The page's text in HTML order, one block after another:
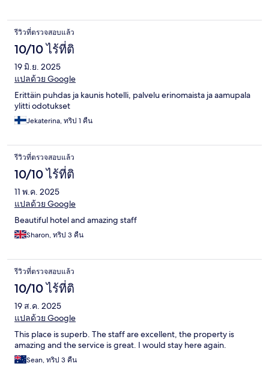
รีวิวที่ตรวจสอบแล้ว
10/10 ไร้ที่ติ
19 มิ.ย. 2025
แปลด้วย Google
Erittäin puhdas ja kaunis hotelli, palvelu erinomaista ja aamupala
ylitti odotukset
Jekaterina, ทริป 1 คืน
รีวิวที่ตรวจสอบแล้ว
10/10 ไร้ที่ติ
11 พ.ค. 2025
แปลด้วย Google
Beautiful hotel and amazing staff
Sharon, ทริป 3 คืน
รีวิวที่ตรวจสอบแล้ว
10/10 ไร้ที่ติ
19 ส.ค. 2025
แปลด้วย Google
This place is superb. The staff are excellent, the property is
amazing and the service is great. I would stay here again.
Sean, ทริป 3 คืน